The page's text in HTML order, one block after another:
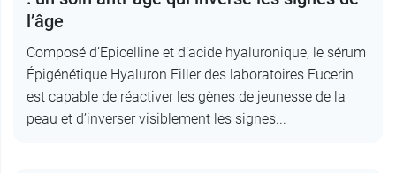
l’âge
Composé d’Epicelline et d’acide hyaluronique, le sérum
Épigénétique Hyaluron Filler des laboratoires Eucerin
est capable de réactiver les gènes de jeunesse de la
peau et d’inverser visiblement les signes...